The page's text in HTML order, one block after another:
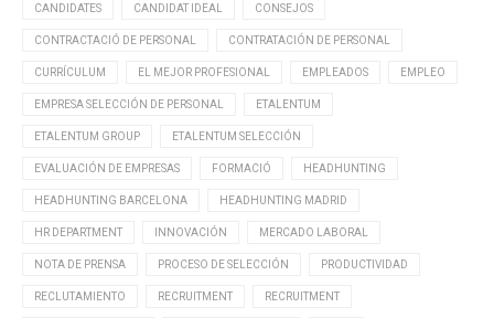
CANDIDATES CANDIDAT IDEAL CONSEJOS
CONTRACTACIÓ DE PERSONAL CONTRATACIÓN DE PERSONAL
CURRÍCULUM EL MEJOR PROFESIONAL EMPLEADOS EMPLEO
EMPRESA SELECCIÓN DE PERSONAL ETALENTUM
ETALENTUM GROUP ETALENTUM SELECCIÓN
EVALUACIÓN DE EMPRESAS FORMACIÓ HEADHUNTING
HEADHUNTING BARCELONA HEADHUNTING MADRID
HR DEPARTMENT INNOVACIÓN MERCADO LABORAL
NOTA DE PRENSA PROCESO DE SELECCIÓN PRODUCTIVIDAD
RECLUTAMIENTO RECRUITMENT RECRUITMENT